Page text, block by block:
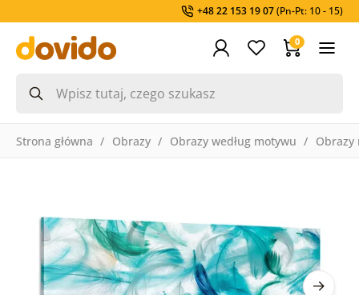
+48 22 153 19 07(Pn-Pt: 10 - 15)
0
Strona główna Obrazy Obrazy według motywu